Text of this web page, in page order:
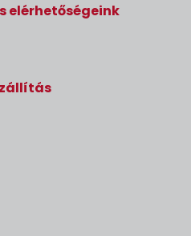
elérhetőségeink